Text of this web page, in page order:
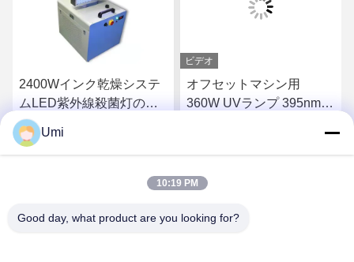
2400Wインク乾燥システ
ムLED紫外線殺菌灯の水
冷
最もよい価格を得なさ
ビデオ
オフセットマシン用
360W UVランプ 395nm
最もよい価格を得なさ
Umi
10:19 PM
Good day, what product are you looking for?